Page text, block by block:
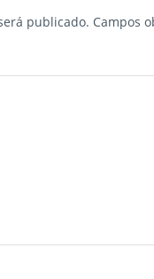
publicado. Campos